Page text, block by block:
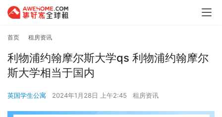
首页 租房资讯
利物浦约翰摩尔斯大学qs 利物浦约翰摩尔
斯大学相当于国内
英国学生公寓 2024年1月28日 上午2:45 租房资讯